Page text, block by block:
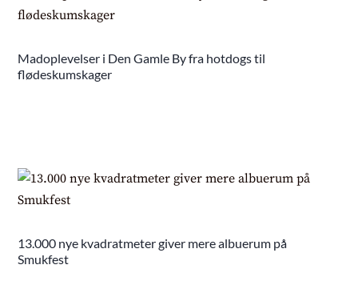
Madoplevelser i Den Gamle By fra hotdogs til
flødeskumskager
13.000 nye kvadratmeter giver mere albuerum på
Smukfest